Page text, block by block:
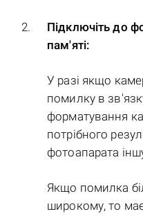
Підключіть до
пам'яті:
У разі якщо
помилку в
форматування
потрібного
фотоапарата
Якщо помилка
широкому, то